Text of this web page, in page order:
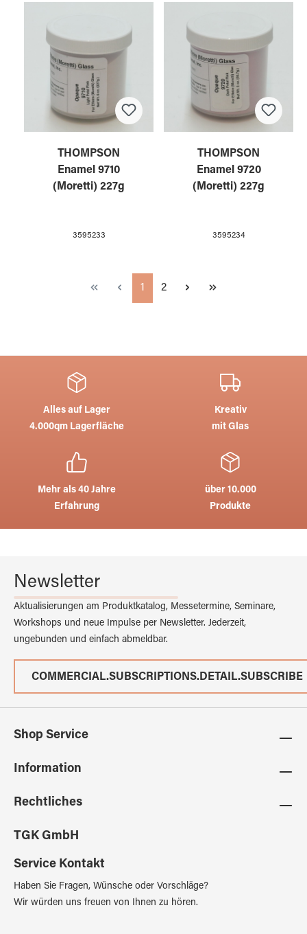
THOMPSON
Enamel 9710
(Moretti) 227g
3595233
THOMPSON
Enamel 9720
(Moretti) 227g
3595234
Seite
1 Seite
2
Alles auf Lager
4.000qm Lagerfläche
Kreativ
mit Glas
Mehr als 40 Jahre
Erfahrung
über 10.000
Produkte
Newsletter
Aktualisierungen am Produktkatalog, Messetermine, Seminare,
Workshops und neue Impulse per Newsletter. Jederzeit,
ungebunden und einfach abmeldbar.
COMMERCIAL.SUBSCRIPTIONS.DETAIL.SUBSCRIBE
Shop Service
Information
Rechtliches
TGK GmbH
Service Kontakt
Haben Sie Fragen, Wünsche oder Vorschläge?
Wir würden uns freuen von Ihnen zu hören.